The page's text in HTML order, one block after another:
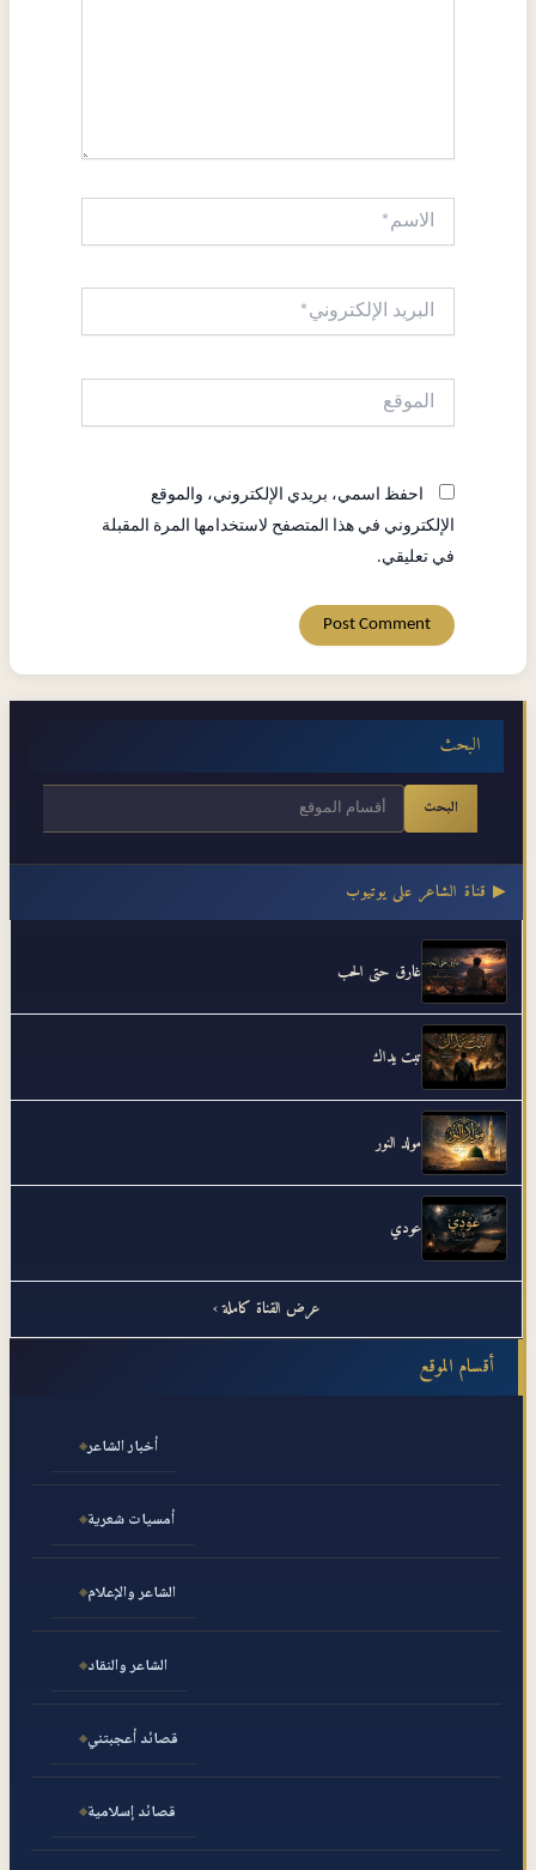
البحث
البحث
▶ قناة الشاعر على يوتيوب
غارق حتى الحب
تبت يداك
مولد النور
عودي
عرض القناة كاملة ›
أقسام الموقع
أخبار الشاعر
أمسيات شعرية
الشاعر والإعلام
الشاعر والنقاد
قصائد أعجبتني
قصائد إسلامية
البريد
الإلكتروني*
احفظ اسمي، بريدي الإلكتروني، والموقع
الإلكتروني في هذا المتصفح لاستخدامها المرة المقبلة
في تعليقي.